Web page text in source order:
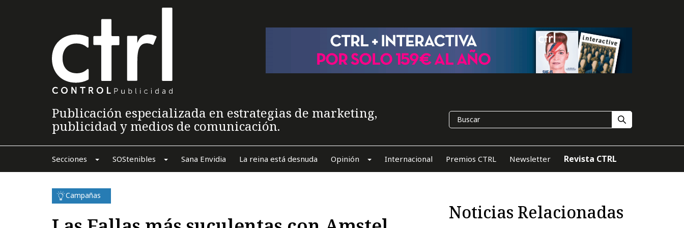
Publicación especializada en estrategias de marketing,
publicidad y medios de comunicación.
Secciones SOStenibles Sana Envidia La reina está desnuda Opinión Internacional Premios CTRL Newsletter Revista CTRL
Campañas
Noticias Relacionadas